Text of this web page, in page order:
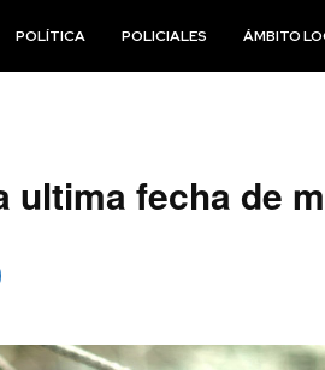
POLÍTICA POLICIALES ÁMBITO
ultima fecha de